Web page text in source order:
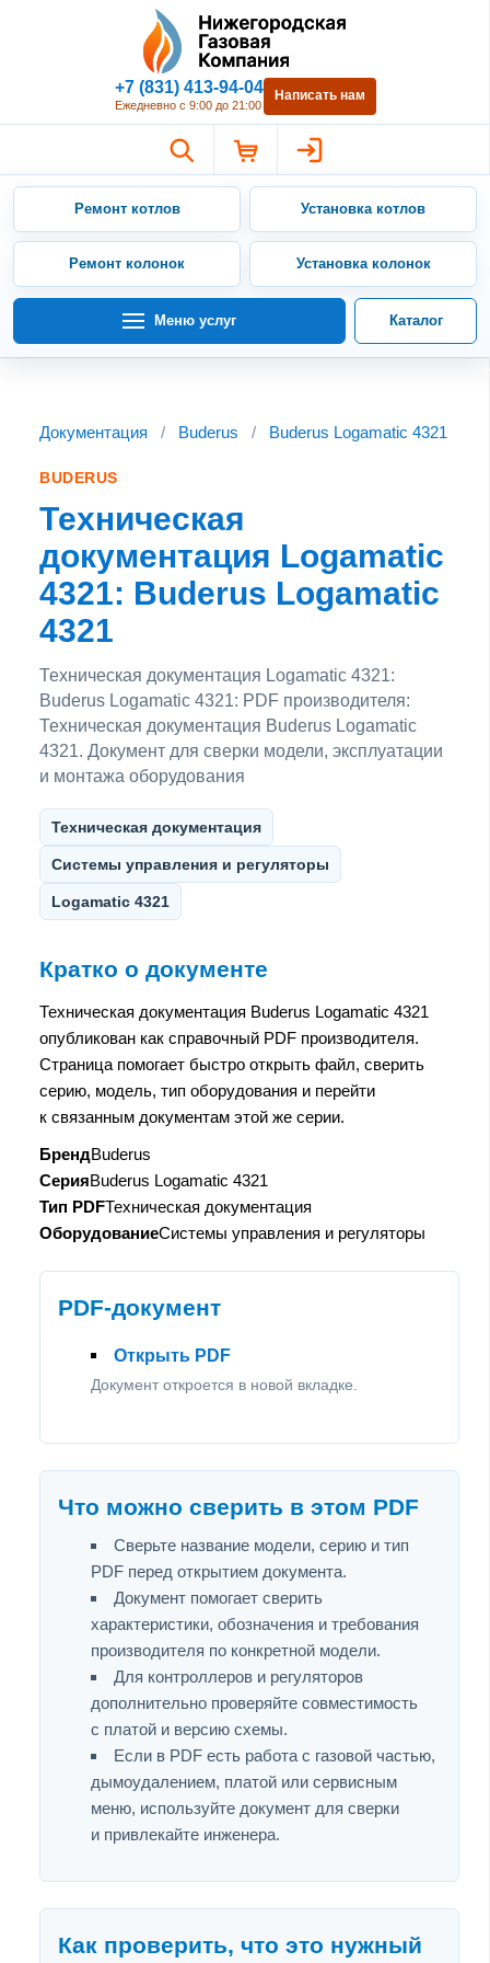
Нижегородская Газовая
+7 (831) 413-94-04
Ежедневно с 9:00 до 21:00
Написать нам
Ремонт котлов Установка котлов
Ремонт колонок Установка колонок
Меню услуг Каталог
Документация / Buderus / Buderus Logamatic 4321
BUDERUS
Техническая
документация Logamatic
4321: Buderus Logamatic
4321
Техническая документация Logamatic 4321:
Buderus Logamatic 4321: PDF производителя:
Техническая документация Buderus Logamatic
4321. Документ для сверки модели, эксплуатации
и монтажа оборудования
Техническая документация
Системы управления и регуляторы
Logamatic 4321
Кратко о документе
Техническая документация Buderus Logamatic 4321
опубликован как справочный PDF производителя.
Страница помогает быстро открыть файл, сверить
серию, модель, тип оборудования и перейти
к связанным документам этой же серии.
БрендBuderus
СерияBuderus Logamatic 4321
Тип PDFТехническая документация
ОборудованиеСистемы управления и регуляторы
PDF-документ
Открыть PDF
Документ откроется в новой вкладке.
Что можно сверить в этом PDF
Сверьте название модели, серию и тип
PDF перед открытием документа.
Документ помогает сверить
характеристики, обозначения и требования
производителя по конкретной модели.
Для контроллеров и регуляторов
дополнительно проверяйте совместимость
с платой и версию схемы.
Если в PDF есть работа с газовой частью,
дымоудалением, платой или сервисным
меню, используйте документ для сверки
и привлекайте инженера.
Как проверить, что это нужный